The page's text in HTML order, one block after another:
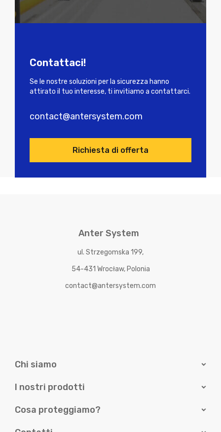
Contattaci!
Se le nostre soluzioni per la sicurezza hanno
attirato il tuo interesse, ti invitiamo a contattarci.
contact@antersystem.com
Richiesta di offerta
Anter System
ul. Strzegomska 199,
54-431 Wrocław, Polonia
contact@antersystem.com
Chi siamo
I nostri prodotti
Cosa proteggiamo?